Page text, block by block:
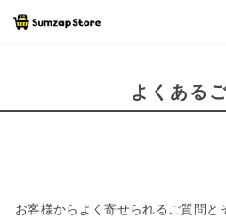
移
よくある
お客様からよく寄せられるご質問と